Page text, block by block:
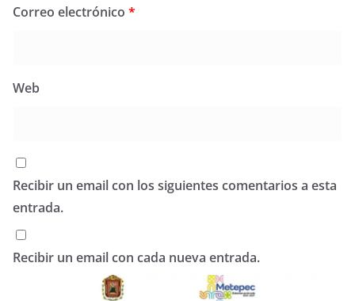
Correo electrónico *
Web
Recibir un email con los siguientes comentarios a esta
entrada.
Recibir un email con cada nueva entrada.